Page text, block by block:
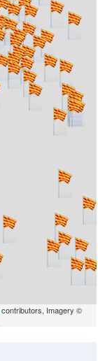
contributors, Imagery ©